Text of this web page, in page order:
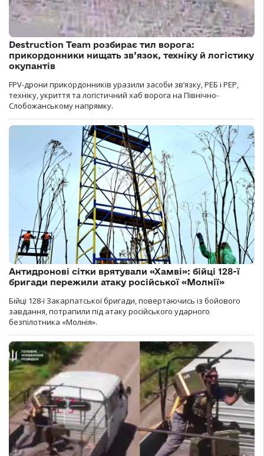
Destruction Team розбирає тил ворога:
прикордонники нищать зв’язок, техніку й логістику
окупантів
FPV-дрони прикордонників уразили засоби зв’язку, РЕБ і РЕР,
техніку, укриття та логістичний хаб ворога на Північно-
Слобожанському напрямку.
Антидронові сітки врятували «Хамві»: бійці 128-ї
бригади пережили атаку російської «Молнії»
Бійці 128-ї Закарпатської бригади, повертаючись із бойового
завдання, потрапили під атаку російського ударного
безпілотника «Молнія».